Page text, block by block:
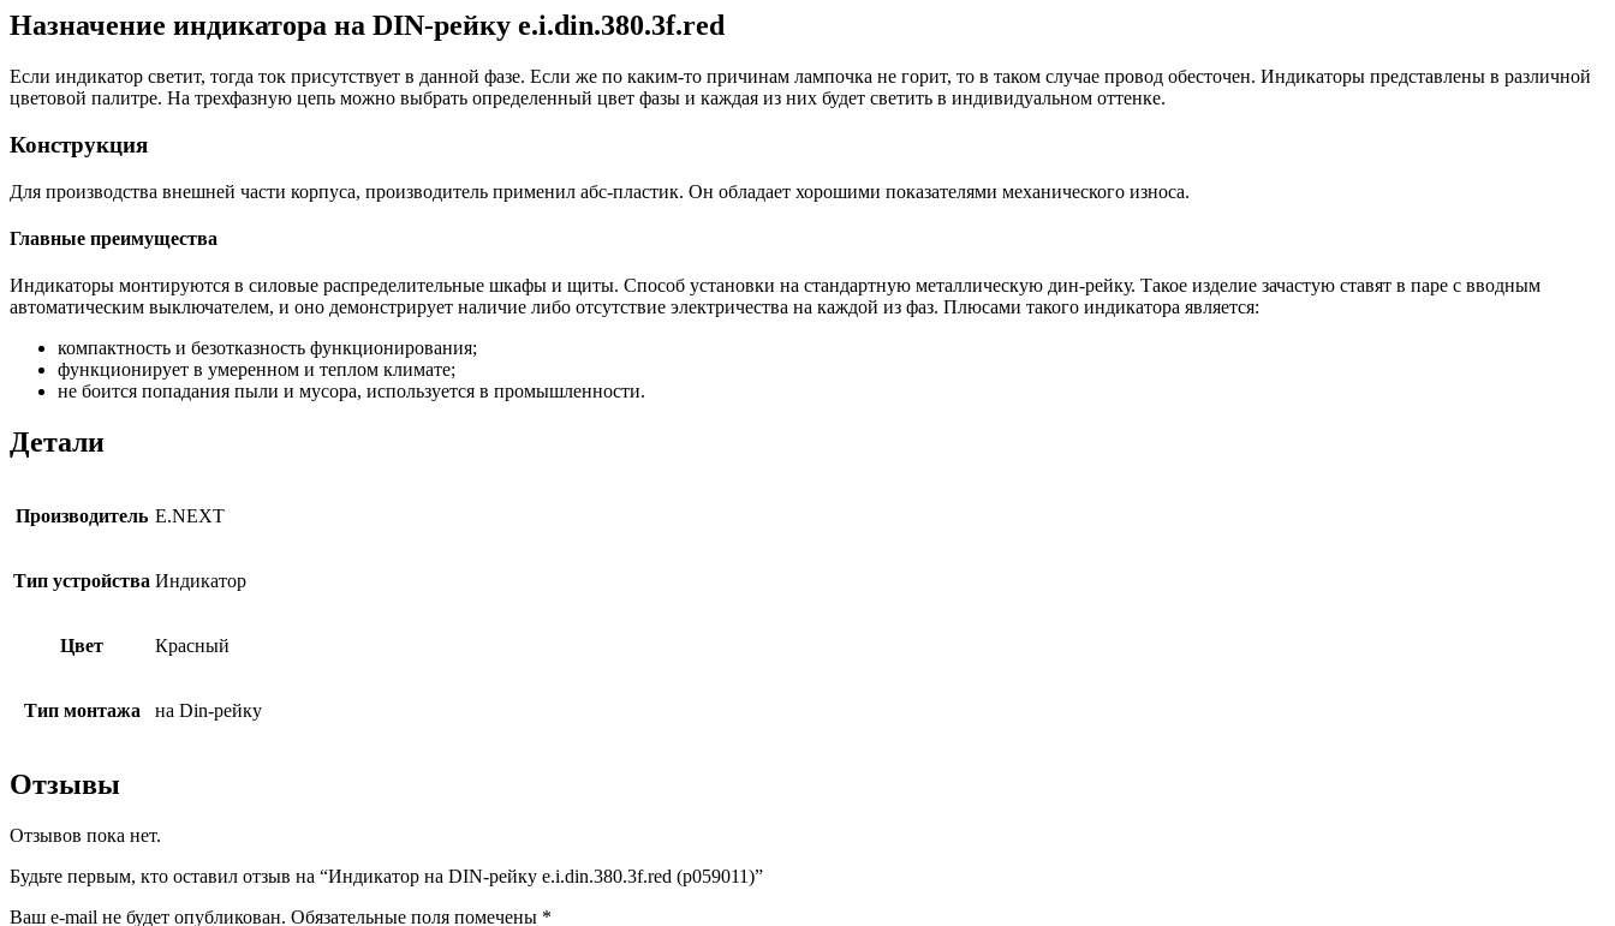
Назначение индикатора на DIN-рейку e.i.din.380.3f.red
Если индикатор светит, тогда ток присутствует в данной фазе. Если же по каким-то причинам лампочка не горит, то в таком случае провод обесточен. Индикаторы представлены в различной
цветовой палитре. На трехфазную цепь можно выбрать определенный цвет фазы и каждая из них будет светить в индивидуальном оттенке.
Конструкция
Для производства внешней части корпуса, производитель применил абс-пластик. Он обладает хорошими показателями механического износа.
Главные преимущества
Индикаторы монтируются в силовые распределительные шкафы и щиты. Способ установки на стандартную металлическую дин-рейку. Такое изделие зачастую ставят в паре с вводным
автоматическим выключателем, и оно демонстрирует наличие либо отсутствие электричества на каждой из фаз. Плюсами такого индикатора является:
компактность и безотказность функционирования;
функционирует в умеренном и теплом климате;
не боится попадания пыли и мусора, используется в промышленности.
Детали
Производитель E.NEXT
Тип устройства Индикатор
Цвет Красный
Тип монтажа на Din-рейку
Отзывы
Отзывов пока нет.
Будьте первым, кто оставил отзыв на “Индикатор на DIN-рейку e.i.din.380.3f.red (p059011)”
Ваш e-mail не будет опубликован. Обязательные поля помечены *